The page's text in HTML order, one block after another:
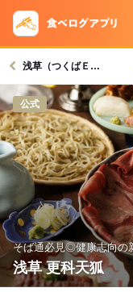
浅草（つくばＥＸＰ）駅グルメへ
公式
そば通必見◎健康志向の
浅草 更科天狐